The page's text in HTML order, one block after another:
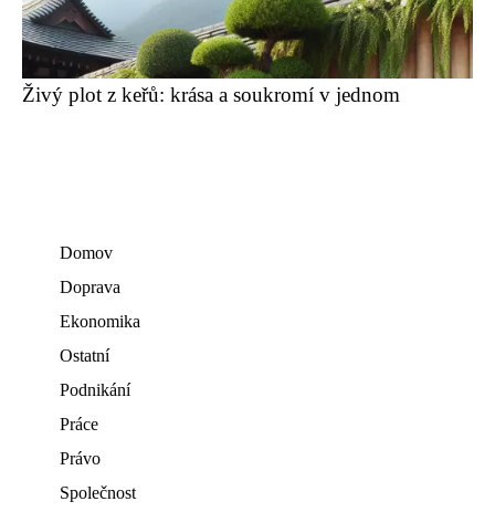
Živý plot z keřů: krása a soukromí v jednom
Domov
Doprava
Ekonomika
Ostatní
Podnikání
Práce
Právo
Společnost